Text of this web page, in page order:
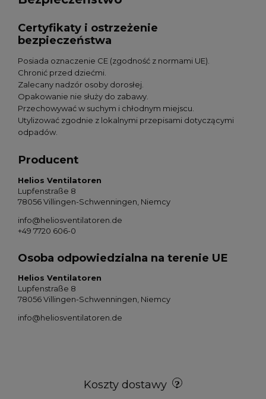
Certyfikaty i ostrzeżenie
bezpieczeństwa
Posiada oznaczenie CE (zgodność z normami UE).
Chronić przed dziećmi.
Zalecany nadzór osoby dorosłej.
Opakowanie nie służy do zabawy.
Przechowywać w suchym i chłodnym miejscu.
Utylizować zgodnie z lokalnymi przepisami dotyczącymi
odpadów.
Producent
Helios Ventilatoren
Lupfenstraße 8
78056 Villingen-Schwenningen, Niemcy
info@heliosventilatoren.de
+49 7720 606-0
Osoba odpowiedzialna na terenie UE
Helios Ventilatoren
Lupfenstraße 8
78056 Villingen-Schwenningen, Niemcy
info@heliosventilatoren.de
Koszty dostawy